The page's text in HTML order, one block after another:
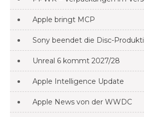
Apple bringt MCP
Sony beendet die Disc-
Unreal 6 kommt 2027/28
Apple Intelligence Update
Apple News von der WWDC